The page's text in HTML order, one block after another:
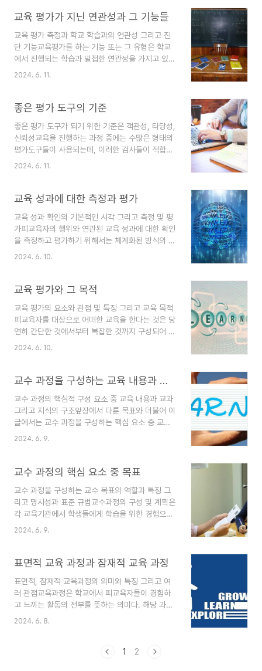
속해 있다거나 또는..
의 개선을 위한 평가'라고 하는 논문에서 언급된 바
및 교육과정의 개선과 관련해서 해당 용어를 맨 처
음 쓰기 시작했다. 또한 교육적 평가에 있어서 그 역
할과 목표를 엄격하게 분류하고, 위 역할과 관련해
형성 평가와 총합 평가의 두 가지 형태를 개념상으
학습자에게 피드백을..
교육 평가가 지닌 연관성과 그 기능들
교육 평가 측정과 학교 학습과의 연관성 그리고 진
단 기능교육평가를 하는 기능 또는 그 유형은 학교
에서 진행되는 학습과 밀접한 연관성을 가지고 있으
며, 그 속에서 해당 내용들을 이해할 필요가 있다.
진단하며 학습자들에게 직접적인 학업적 결실을 도
과 학교학습 과정의 연관성 학교에서 이루어지는 학
습 과정은 우선 학습이 현재 진행되고 있는 상태를
가정할 수 있는데, 바로 여기서는 학생과 선생님이
습득해야 할 해당 교과 분야의 내용을 매개로 활용
습을 계속하고 선생님은 ..
2024. 6. 11.
좋은 평가 도구의 기준
좋은 평가 도구가 되기 위한 기준은 객관성, 타당성,
신뢰성교육을 진행하는 과정 중에는 수많은 형태의
평가도구들이 사용되는데, 이러한 검사들이 적합한
기준에 정말로 알맞은 방법들인가에 대해 막연한 의
는가 하면, 자기 스스로가 그러한 역할을 해야 할 때
록 필요한 것에는 해당 평가가 객관성과 타당성, 신
뢰성을 가졌는지를 필수적으로 요구하고 있다. ◆
객관성에 대하여일반적으로 객관성이라고 말하지
만, 채점하거나 평가하는 자가 근원인 신뢰도의 문
고 일관성 있게..
2024. 6. 11.
교육 성과에 대한 측정과 평가
교육 성과 확인의 기본적인 시각 그리고 측정 및 평
가피교육자의 행위와 연관된 교육 성과에 대한 확인
을 측정하고 평가하기 위해서는 체계화된 방식의 정
보수집 단계로써 검사라는 절차 및 도구가 뒤따르는
이 바로 그것이다. 이 두 개의 측면은 증거를 풀이하
등이 달라서 바로 이런 부분들이 곧 우리가 교육평
가가 지향하는 목표를 이뤄내도록 진행하는 각종 검
사나 고사, 시험 등을 어떠한 시선으로 보아야 할지
를 분별하는 것에 차이를 가지도록 한다. ◆ 교육
에 존재하는 모든..
2024. 6. 10.
교육 평가와 그 목적
교육 평가의 요소와 관점 및 특징 그리고 교육 목적
피교육자를 대상으로 어떠한 교육을 한다는 것은 당
연히 간단한 것에서부터 복잡한 것까지 구성되어 하
나로 이어지는 학습의 관련된 숙제가 존재하고, 이
료하는 비율은 복잡한 것으로 변하면서 떨어지게 하
게 된다. ◆ 교육 평가의 요소 교육의 요소에는
평가받는 피교육자와 연계가 되어있는 과제 그리고
고정화되어 있는 교육의 과정이 있다. 평가나 테스
트는 자연스레 점수를 수치화해서 심판하고 판단하
서는 성공이냐 실패냐를 ..
2024. 6. 10.
교수 과정을 구성하는 교육 내용과 지식 구조
교수 과정의 핵심적 구성 요소 중 교육 내용과 교과
그리고 지식의 구조앞장에서 다룬 목표와 더불어 이
글에서는 교수 과정을 구성하는 핵심 요소 중 교육
하려는 내용과 구조화된 지식에 대해 살펴보도록 한
하고자 하는 어떠한 의도이며 한마디로 교수 목표의
서 시행되는 학습에서는 교과라는 단어로 이러한 교
육 및 내용들을 표현하고 있다. 학교에서 진행하는
교육 중 학습자에게 전달되는 내용을 교과라고 말하
는 방식으로 조직하여 제공한 발자취는 오래되었으
과의 내용을 경험이라는..
2024. 6. 9.
교수 과정의 핵심 요소 중 목표
교수 과정을 구성하는 교수 목표의 역할과 특징 그
리고 명시성과 표준 규범교수과정의 구성 및 계획은
각 교육기관에서 학생들에게 학습을 위한 경험으로
써 제공될 경험, 정보, 지식의 요소들을 어떤 방식으
수 목표의 의미와 특징 그리고 관련된 표준 규범이
할과 의미교수 목표는 교육이 행해지는 전체적인 과
정의 방향을 제시하고 제한하는 역할을 수행한다.
이러한 과정이 생략되면 학생들에게 무슨 내용을 학
습하도록 할지, 어떤 학습자료와 과정에 따라 가르
2024. 6. 9.
표면적 교육 과정과 잠재적 교육 과정
표면적, 잠재적 교육과정의 의미와 특징 그리고 여
러 관점교육과정은 학교에서 피교육자들이 경험하
고 느끼는 활동의 전부를 뜻하는 의미다. 해당 과정
은 표면적 교육과정과 잠재적 교육과정으로 분류
는 모든 활동과 경험 중에는 형식화되어 있거나 또
2024. 6. 8.
1 2